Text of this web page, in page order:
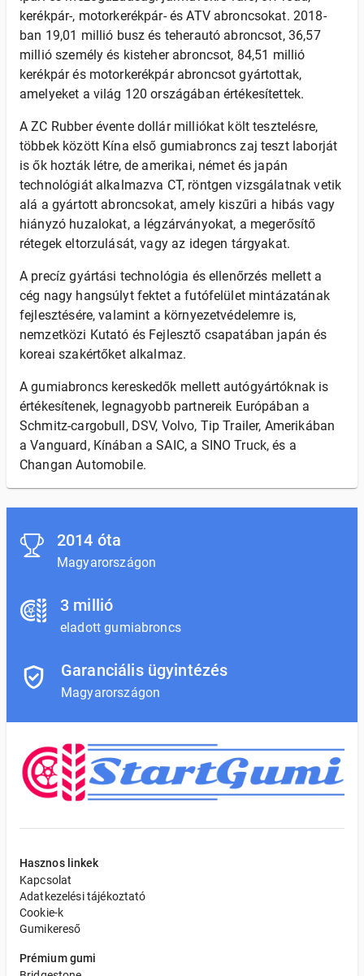
kerékpár-, motorkerékpár- és ATV abroncsokat. 2018-
ban 19,01 millió busz és teherautó abroncsot, 36,57
millió személy és kisteher abroncsot, 84,51 millió
kerékpár és motorkerékpár abroncsot gyártottak,
amelyeket a világ 120 országában értékesítettek.
A ZC Rubber évente dollár milliókat költ tesztelésre,
többek között Kína első gumiabroncs zaj teszt laborját
is ők hozták létre, de amerikai, német és japán
technológiát alkalmazva CT, röntgen vizsgálatnak vetik
alá a gyártott abroncsokat, amely kiszűri a hibás vagy
hiányzó huzalokat, a légzárványokat, a megerősítő
rétegek eltorzulását, vagy az idegen tárgyakat.
A precíz gyártási technológia és ellenőrzés mellett a
cég nagy hangsúlyt fektet a futófelület mintázatának
fejlesztésére, valamint a környezetvédelemre is,
nemzetközi Kutató és Fejlesztő csapatában japán és
koreai szakértőket alkalmaz.
A gumiabroncs kereskedők mellett autógyártóknak is
értékesítenek, legnagyobb partnereik Európában a
Schmitz-cargobull, DSV, Volvo, Tip Trailer, Amerikában
a Vanguard, Kínában a SAIC, a SINO Truck, és a
Changan Automobile.
2014 óta
Magyarországon
3 millió
eladott gumiabroncs
Garanciális ügyintézés
Magyarországon
Hasznos linkek
Kapcsolat
Adatkezelési tájékoztató
Cookie-k
Gumikereső
Prémium gumi